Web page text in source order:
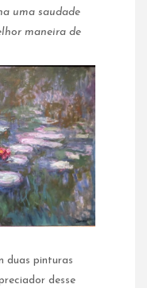
uma saudade
maneira de
duas pinturas
desse